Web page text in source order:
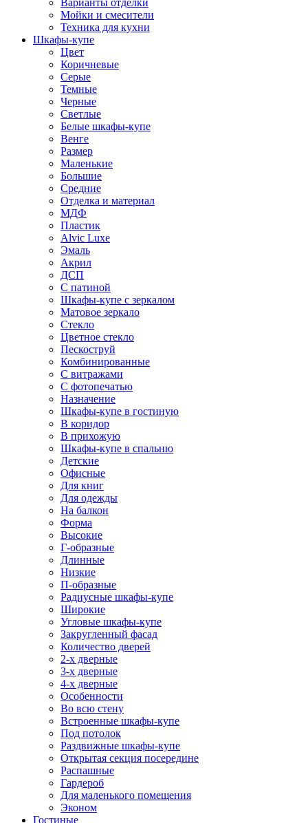
Варианты отделки
Мойки и смесители
Техника для кухни
Шкафы-купе
Цвет
Коричневые
Серые
Темные
Черные
Светлые
Белые шкафы-купе
Венге
Размер
Маленькие
Большие
Средние
Отделка и материал
МДФ
Пластик
Alvic Luxe
Эмаль
Акрил
ДСП
С патиной
Шкафы-купе с зеркалом
Матовое зеркало
Стекло
Цветное стекло
Пескоструй
Комбинированные
С витражами
С фотопечатью
Назначение
Шкафы-купе в гостиную
В коридор
В прихожую
Шкафы-купе в спальню
Детские
Офисные
Для книг
Для одежды
На балкон
Форма
Высокие
Г-образные
Длинные
Низкие
П-образные
Радиусные шкафы-купе
Широкие
Угловые шкафы-купе
Закругленный фасад
Количество дверей
2-х дверные
3-х дверные
4-х дверные
Особенности
Во всю стену
Встроенные шкафы-купе
Под потолок
Раздвижные шкафы-купе
Открытая секция посередине
Распашные
Гардероб
Для маленького помещения
Эконом
Гостиные